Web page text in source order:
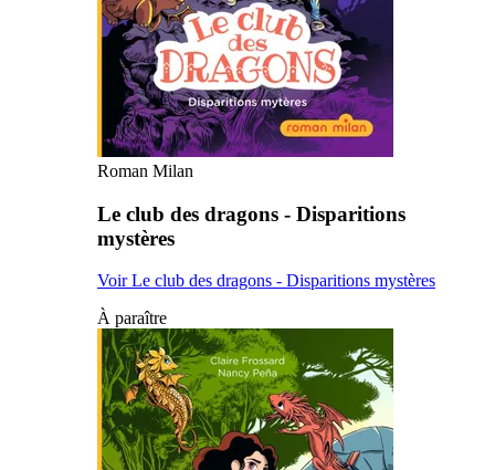
Roman Milan
Le club des dragons - Disparitions
mystères
Voir Le club des dragons - Disparitions mystères
À paraître